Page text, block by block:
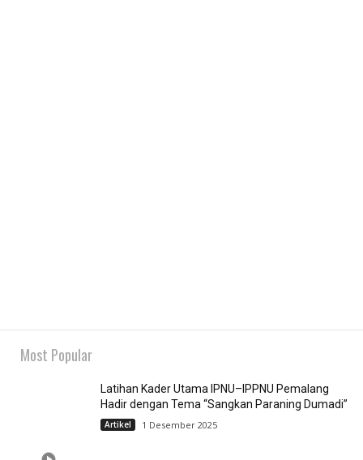
Most Popular
Latihan Kader Utama IPNU–IPPNU Pemalang
Hadir dengan Tema “Sangkan Paraning Dumadi”
Artikel 1 Desember 2025